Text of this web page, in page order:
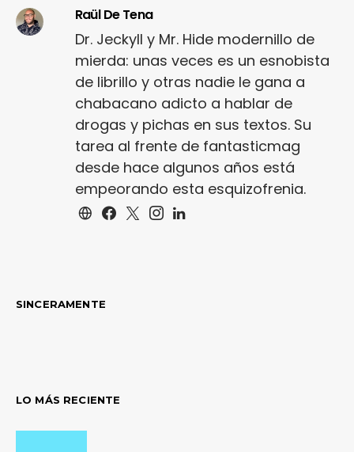
Raül De Tena
Dr. Jeckyll y Mr. Hide modernillo de
mierda: unas veces es un esnobista
de librillo y otras nadie le gana a
chabacano adicto a hablar de
drogas y pichas en sus textos. Su
tarea al frente de fantasticmag
desde hace algunos años está
empeorando esta esquizofrenia.
SINCERAMENTE
LO MÁS RECIENTE